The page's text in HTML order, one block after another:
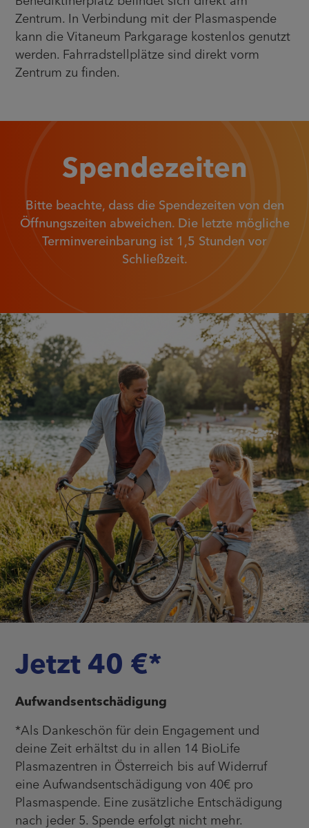
Zentrum. In Verbindung mit der Plasmaspende
kann dieVitaneum Parkgarage kostenlos genutzt
werden. Fahrradstellplätze sind direkt vorm
Zentrum zu finden.
Spendezeiten
Bitte beachte, dass die Spendezeiten von den
Öffnungszeiten abweichen. Die letzte mögliche
Terminvereinbarung ist 1,5 Stunden vor
Schließzeit.
Jetzt 40 €*
Aufwandsentschädigung
*Als Dankeschön für dein Engagement und
deine Zeit erhältst du in allen 14 BioLife
Plasmazentren in Österreich bis auf Widerruf
eine Aufwandsentschädigung von 40€ pro
Plasmaspende. Eine zusätzliche Entschädigung
nach jeder 5. Spende erfolgt nicht mehr.